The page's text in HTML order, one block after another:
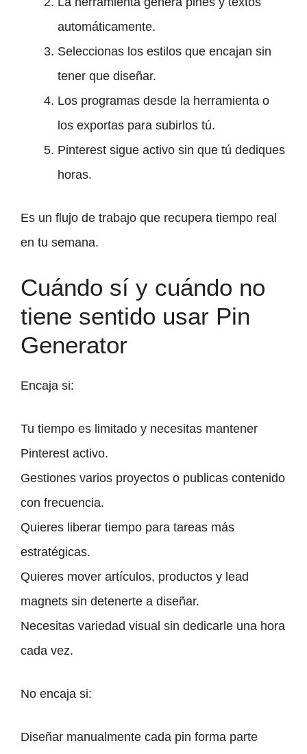
automáticamente.
Seleccionas los estilos que encajan sin
tener que diseñar.
Los programas desde la herramienta o
los exportas para subirlos tú.
Pinterest sigue activo sin que tú dediques
horas.
Es un flujo de trabajo que recupera tiempo real
en tu semana.
Cuándo sí y cuándo no
tiene sentido usar Pin
Generator
Encaja si:
Tu tiempo es limitado y necesitas mantener
Pinterest activo.
Gestiones varios proyectos o publicas contenido
con frecuencia.
Quieres liberar tiempo para tareas más
estratégicas.
Quieres mover artículos, productos y lead
magnets sin detenerte a diseñar.
Necesitas variedad visual sin dedicarle una hora
cada vez.
No encaja si:
Diseñar manualmente cada pin forma parte